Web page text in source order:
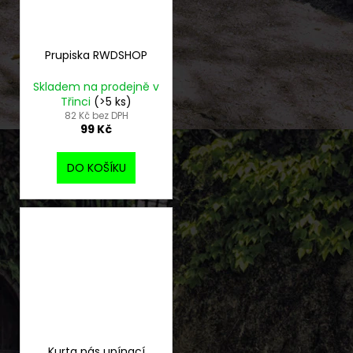
Prupiska RWDSHOP
Skladem na prodejně v
Třinci (>5 ks)
82 Kč bez DPH
99 Kč
DO KOŠÍKU